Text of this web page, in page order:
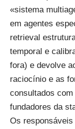
«sistema
em agentes
retrieval
temporal e
fora) e devolve
raciocínio e as
consultados
fundadores da
Os